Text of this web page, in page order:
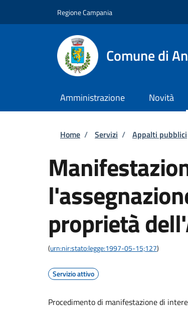
Regione Campania
Comune di
Amministrazione Novità
Briciole di
Home / Servizi / Appalti pubblici
proprietà
(urn:nir:stato:legge:1997-05-15;127)
Servizio attivo
Procedimento di manifestazione di